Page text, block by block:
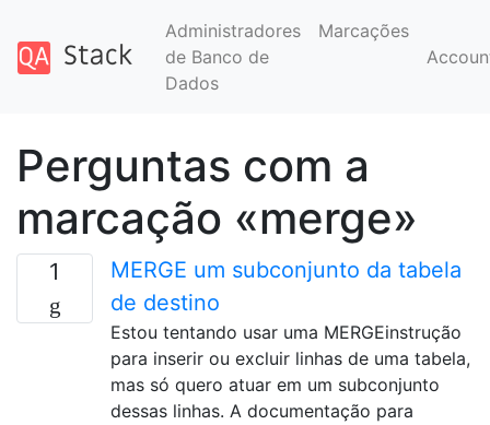
Administradores
de Banco de
Dados
Marcações
Perguntas com a
marcação «merge»
1
MERGE um subconjunto da tabela
de destino
Estou tentando usar uma MERGEinstrução
para inserir ou excluir linhas de uma tabela,
mas só quero atuar em um subconjunto
dessas linhas. A documentação para